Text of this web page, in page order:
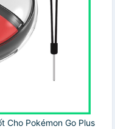
Cho Pokémon Go Plus